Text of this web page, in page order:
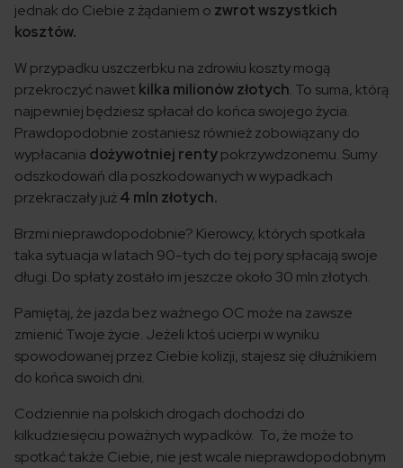
jednak do Ciebie z żądaniem o zwrot wszystkich
kosztów.
W przypadku uszczerbku na zdrowiu koszty mogą
przekroczyć nawet kilka milionów złotych. To suma, którą
najpewniej będziesz spłacał do końca swojego życia.
Prawdopodobnie zostaniesz również zobowiązany do
wypłacania dożywotniej rentypokrzywdzonemu. Sumy
odszkodowań dla poszkodowanych w wypadkach
przekraczały już4 mln złotych.
Brzmi nieprawdopodobnie? Kierowcy, których spotkała
taka sytuacja w latach 90-tych do tej pory spłacają swoje
długi. Do spłaty zostało im jeszcze około 30 mln złotych.
Pamiętaj, że jazda bez ważnego OC może na zawsze
zmienić Twoje życie. Jeżeli ktoś ucierpi w wyniku
spowodowanej przez Ciebie kolizji, stajesz się dłużnikiem
do końca swoich dni.
Codziennie na polskich drogach dochodzi do
kilkudziesięciu poważnych wypadków. To, że może to
spotkać także Ciebie, nie jest wcale nieprawdopodobnym